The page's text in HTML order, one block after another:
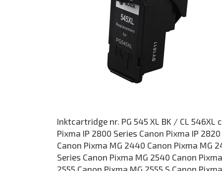
Inktcartridge nr. PG 545 XL BK / CL
Pixma IP 2800 Series Canon Pixma IP
Canon Pixma MG 2440 Canon Pixma MG
Series Canon Pixma MG 2540 Canon
2555 Canon Pixma MG 2555 S Canon